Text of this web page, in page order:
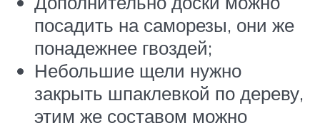
посадить на саморезы, они же
понадежнее гвоздей;
Небольшие щели нужно
закрыть шпаклевкой по дереву,
этим же составом можно